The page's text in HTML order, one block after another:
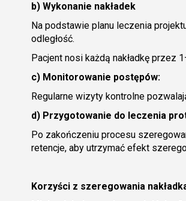
b) Wykonanie nakładek
Na podstawie planu leczenia
odległość.
Pacjent nosi każdą nakładkę przez
c) Monitorowanie postępów:
Regularne wizyty kontrolne
d) Przygotowanie do leczenia
Po zakończeniu procesu
retencje, aby utrzymać efekt
Korzyści z szeregowania